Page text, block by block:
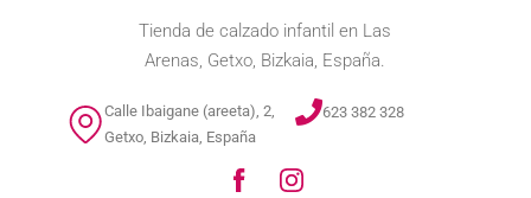
Tienda de calzado infantil en Las
Arenas, Getxo, Bizkaia, España.
Calle Ibaigane (areeta), 2,
Getxo, Bizkaia, España
623 382 328